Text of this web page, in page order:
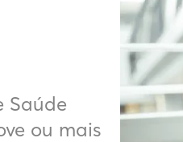
Saúde
ou mais